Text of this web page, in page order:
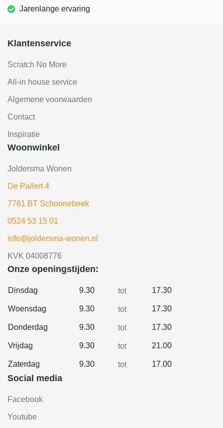
Jarenlange ervaring
Klantenservice
Scratch No More
All-in house service
Algemene voorwaarden
Contact
Inspiratie
Woonwinkel
Joldersma Wonen
De Pallert 4
7761 BT Schoonebeek
0524 53 15 01
info@joldersma-wonen.nl
KVK 04008776
Onze openingstijden:
Dinsdag 9.30 tot 17.30
Woensdag 9.30 tot 17.30
Donderdag 9.30 tot 17.30
Vrijdag 9.30 tot 21.00
Zaterdag 9.30 tot 17.00
Social media
Facebook
Youtube